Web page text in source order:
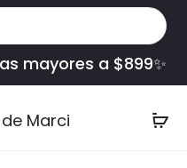
mayores a $899✨